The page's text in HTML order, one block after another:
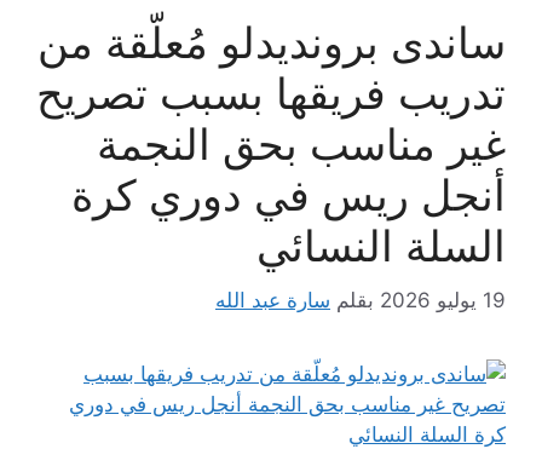
ساندی بروندیدلو مُعلّقة من
تدريب فريقها بسبب تصريح
غير مناسب بحق النجمة
أنجل ريس في دوري كرة
السلة النسائي
19 يوليو 2026 بقلم سارة عبد الله